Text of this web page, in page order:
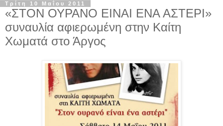
Τρίτη 10 Μαΐου 2011
«ΣΤΟΝ ΟΥΡΑΝΟ ΕΙΝΑΙ ΕΝΑ ΑΣΤΕΡΙ»
συναυλία αφιερωμένη στην Καίτη
Χωματά στο Άργος